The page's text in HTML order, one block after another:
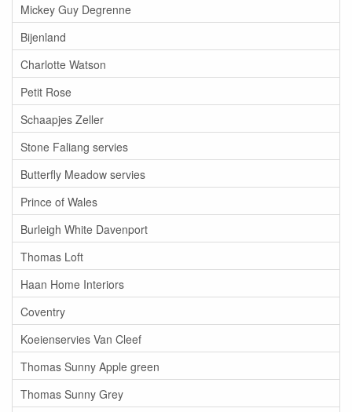
Mickey Guy Degrenne
Bijenland
Charlotte Watson
Petit Rose
Schaapjes Zeller
Stone Faliang servies
Butterfly Meadow servies
Prince of Wales
Burleigh White Davenport
Thomas Loft
Haan Home Interiors
Coventry
Koeienservies Van Cleef
Thomas Sunny Apple green
Thomas Sunny Grey